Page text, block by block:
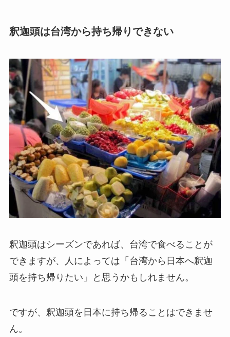
釈迦頭は台湾から持ち帰りできない
釈迦頭はシーズンであれば、台湾で食べることが
できますが、人によっては「台湾から日本へ釈迦
頭を持ち帰りたい」と思うかもしれません。
ですが、釈迦頭を日本に持ち帰ることはできませ
ん。